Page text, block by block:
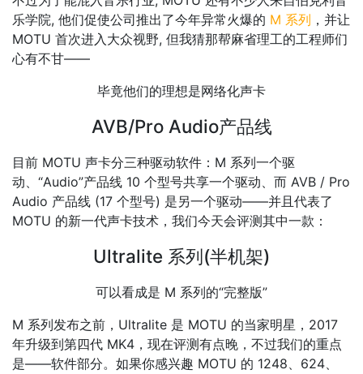
乐学院, 他们促使公司推出了今年异常火爆的 M 系列 ，并让
MOTU 首次进入大众视野, 但我猜那帮麻省理工的工程师们
心有不甘——
毕竟他们的理想是网络化声卡
AVB/Pro Audio产品线
目前 MOTU 声卡分三种驱动软件：M 系列一个驱
动、“Audio”产品线 10 个型号共享一个驱动、而 AVB / Pro
Audio 产品线 (17 个型号) 是另一个驱动——并且代表了
MOTU 的新一代声卡技术，我们今天会评测其中一款：
Ultralite 系列(半机架)
可以看成是 M 系列的“完整版”
M 系列发布之前，Ultralite 是 MOTU 的当家明星，2017
年升级到第四代 MK4，现在评测有点晚，不过我们的重点
是——软件部分。如果你感兴趣 MOTU 的 1248、624、